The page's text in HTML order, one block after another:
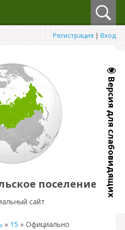
Версия для слабовидящих
Регистрация | Вход
поселение
сайт
» 15 » Официально